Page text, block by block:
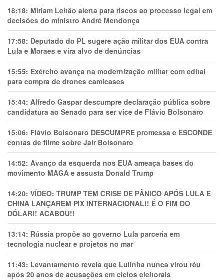
18:18: Míriam Leitão alerta para riscos ao processo legal em
decisões do ministro André Mendonça
17:58: Deputado do PL sugere ação militar dos EUA contra
Lula e Moraes e vira alvo de denúncias
15:55: Exército avança na modernização militar com edital
para compra de drones camicases
15:44: Alfredo Gaspar descumpre declaração pública sobre
candidatura ao Senado para ser vice de Flávio Bolsonaro
15:06: Flávio Bolsonaro DESCUMPRE promessa e ESCONDE
contas de filme sobre Jair Bolsonaro
14:52: Avanço da esquerda nos EUA ameaça bases do
movimento MAGA e assusta Donald Trump
14:20: VÍDEO: TRUMP TEM CRlSE DE PÂNlCO APÓS LULA E
CHINA LANÇAREM PIX INTERNACIONAL!! É O FIM DO
DÓLAR!! ACABOU!!
13:14: Rússia propõe ao governo Lula parceria em
tecnologia nuclear e projetos no mar
11:43: Levantamento revela que Lulinha nunca virou réu
após 20 anos de acusações em ciclos eleitorais